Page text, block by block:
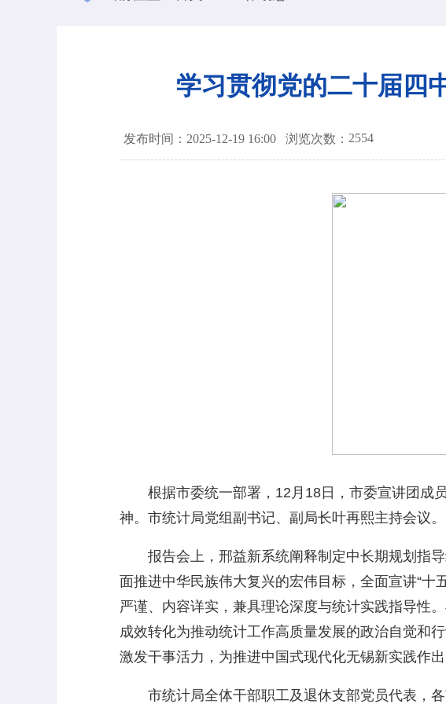
学习贯彻党的二十届四
发布时间：2025-12-19 16:00 浏览次数： 2554
根据市委统一部署，12月18日，市委宣讲团成员
神。市统计局党组副书记、副局长叶再熙主持会议。
报告会上，邢益新系统阐释制定中长期规划指导
面推进中华民族伟大复兴的宏伟目标，全面宣讲“
严谨、内容详实，兼具理论深度与统计实践指导性
成效转化为推动统计工作高质量发展的政治自觉和
激发干事活力，为推进中国式现代化无锡新实践作出
市统计局全体干部职工及退休支部党员代表，各